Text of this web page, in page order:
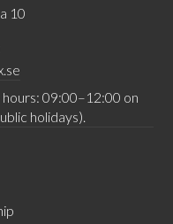
10
09:00–12:00 on
holidays).